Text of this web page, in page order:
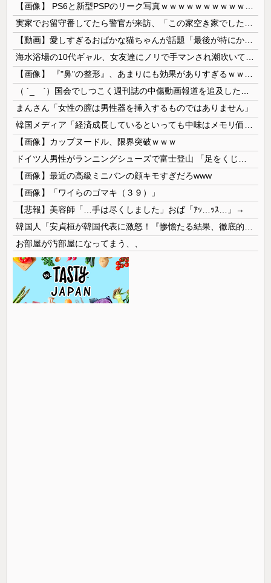
まんさん「女性の膣は男性器を挿入するものではありません」
【画像】カップヌードル、限界突破ｗｗｗ
【画像】最近の高級ミニバンの顔キモすぎだろwww
【画像】「ワイらのゴマキ（３９）」
【悲報】美容師「…手は尽くしました」おば「ｱｯ…ｯｽ…」→
お部屋が汚部屋になってまう、、